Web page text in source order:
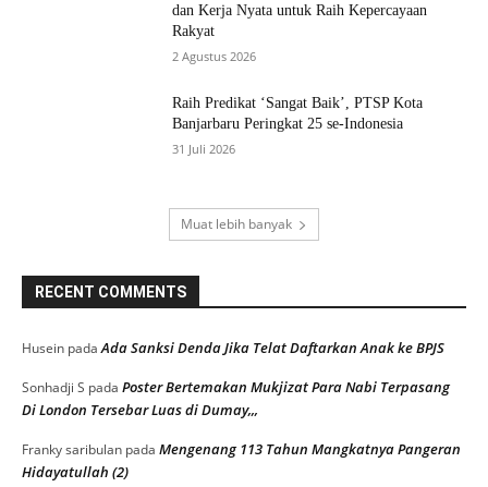
dan Kerja Nyata untuk Raih Kepercayaan
Rakyat
2 Agustus 2026
Raih Predikat ‘Sangat Baik’, PTSP Kota
Banjarbaru Peringkat 25 se-Indonesia
31 Juli 2026
Muat lebih banyak
RECENT COMMENTS
Husein padaAda Sanksi Denda Jika Telat Daftarkan Anak ke BPJS
Sonhadji S pada Poster Bertemakan Mukjizat Para Nabi Terpasang
Di London Tersebar Luas di Dumay,,,
Franky saribulan pada Mengenang 113 Tahun Mangkatnya Pangeran
Hidayatullah (2)